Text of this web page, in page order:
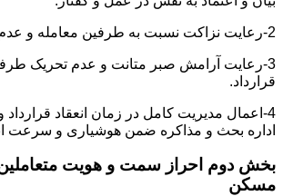
2-رعایت نزاکت نسبت به طرفین معامله و عدم تبعیض بین ایشان.
3-رعایت آرامش صبر متانت و عدم تحریک
قرارداد.
4-اعمال مدیریت کامل در زمان انعقاد
اداره بحث و مذاکره ضمن هوشیاری و سرعت
بخش دوم احراز سمت و هویت
مسکن